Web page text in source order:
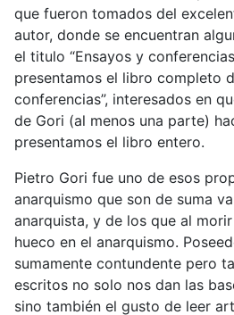
que fueron tomados del
autor, donde se encuentran
el titulo “Ensayos y
presentamos el libro completo
conferencias”, interesados en
de Gori (al menos una parte)
presentamos el libro entero.
Pietro Gori fue uno de esos
anarquismo que son de suma
anarquista, y de los que al
hueco en el anarquismo.
sumamente contundente pero
escritos no solo nos dan las
sino también el gusto de leer